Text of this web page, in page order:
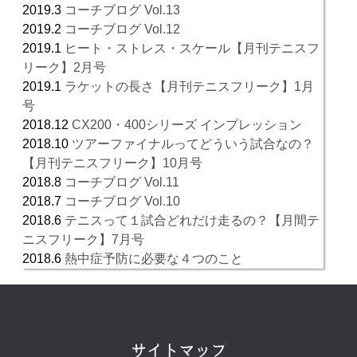
2019.3 コーチブログ Vol.13
2019.2 コーチブログ Vol.12
2019.1 ヒート・ストレス・スケール【月刊テニスフ
リーク】2月号
2019.1 ラケットの長さ【月刊テニスフリーク】1月
号
2018.12 CX200・400シリーズ インプレッション
2018.10 ツアーファイナルってどういう試合なの？
【月刊テニスフリーク】10月号
2018.8 コーチブログ Vol.11
2018.7 コーチブログ Vol.10
2018.6 テニスって１試合どれだけ走るの？【月間テ
ニスフリーク】7月号
2018.6 熱中症予防に必要な４つのこと
サイトマップ